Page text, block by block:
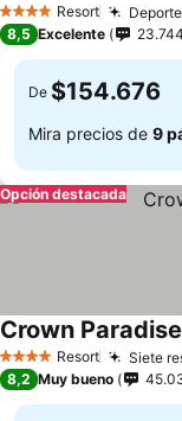
4 EstrellasResort
8,5 Excelente 23.744
De $154.676
Mira precios de 9
Opción destacada
4 EstrellasResort Siete
Crown
8,2 Muy bueno